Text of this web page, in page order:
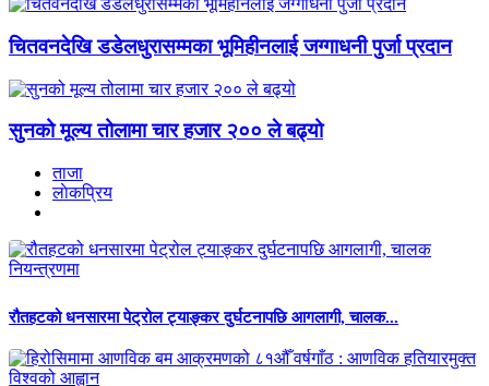
चितवनदेखि डडेलधुरासम्मका भूमिहीनलाई जग्गाधनी पुर्जा प्रदान
सुनको मूल्य तोलामा चार हजार २०० ले बढ्यो
ताजा
लाेकप्रिय
रौतहटको धनसारमा पेट्रोल ट्याङ्कर दुर्घटनापछि आगलागी, चालक...